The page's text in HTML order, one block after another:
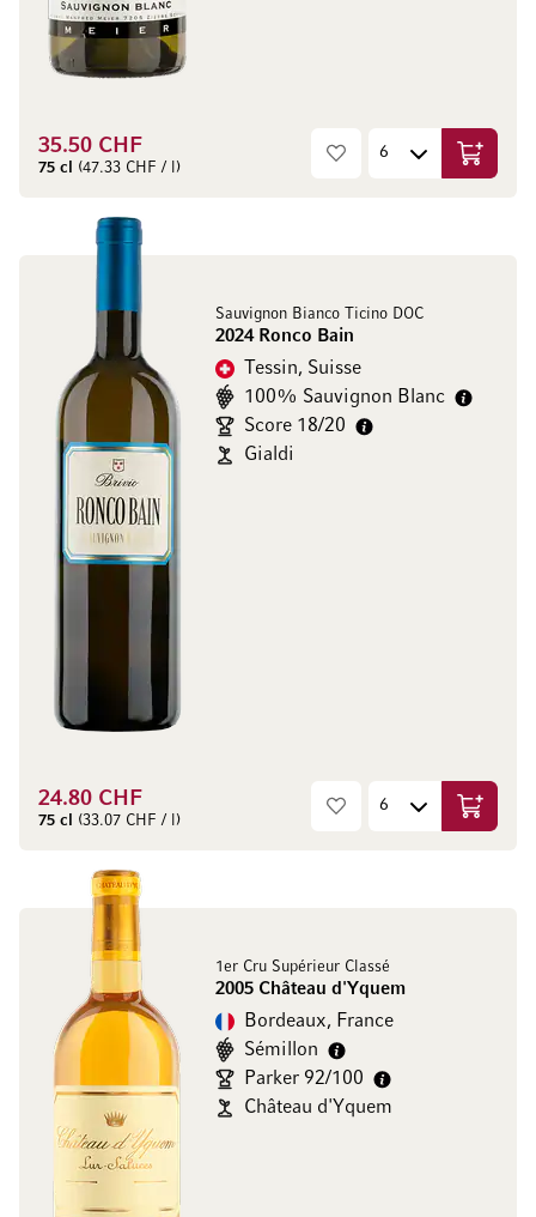
35.50 CHF
75 cl (47.33 CHF / l) Ajouter
Sauvignon Bianco Ticino DOC
2024 Ronco Bain
Tessin, Suisse
100% Sauvignon Blanc
Score 18/20
Gialdi
24.80 CHF
75 cl (33.07 CHF / l) Ajouter
1er Cru Supérieur Classé
2005 Château d'Yquem
Bordeaux, France
Sémillon
Parker 92/100
Château d'Yquem